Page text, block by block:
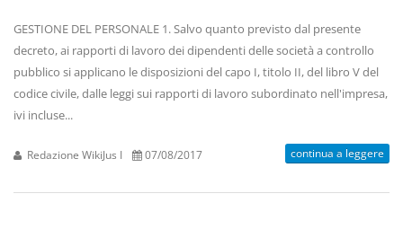
GESTIONE DEL PERSONALE 1. Salvo quanto previsto dal presente
decreto, ai rapporti di lavoro dei dipendenti delle società a controllo
pubblico si applicano le disposizioni del capo I, titolo II, del libro V del
codice civile, dalle leggi sui rapporti di lavoro subordinato nell'impresa,
ivi incluse...
Redazione WikiJus I 07/08/2017 continua a leggere